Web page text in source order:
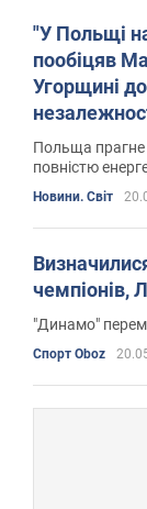
"У Польщі
пообіцяв
Угорщині
Польща прагне
повністю
Новини. Світ
чемпіонів,
"Динамо"
Спорт Oboz